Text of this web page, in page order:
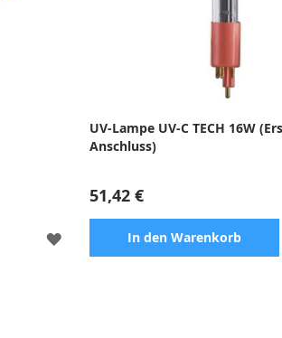
ZUR
UV-Lampe UV-C TECH 16W
Anschluss)
51,42 €
In den Warenkorb